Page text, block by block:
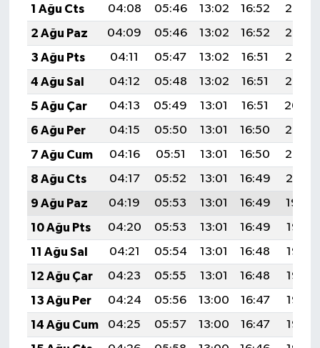
1 Ağu Cts 04:08 05:46 13:02 16:52
20:08
2 Ağu Paz
04:09 05:46 13:02 16:52
20:07
3 Ağu Pts
04:11 05:47 13:02 16:51
20:06
4 Ağu Sal
04:12 05:48 13:02 16:51
20:05
5 Ağu Çar
04:13 05:49 13:01 16:51
20:04
6 Ağu Per
04:15 05:50 13:01 16:50
20:03
7 Ağu Cum
04:16 05:51 13:01 16:50
20:02
8 Ağu Cts
04:17 05:52 13:01 16:49
20:01
9 Ağu Paz
04:19 05:53 13:01 16:49
19:59
10 Ağu Pts
04:20 05:53 13:01 16:49
19:58
11 Ağu Sal
04:21 05:54 13:01 16:48
19:57
12 Ağu Çar
04:23 05:55 13:01 16:48
19:56
13 Ağu Per
04:24 05:56 13:00 16:47
19:55
14 Ağu Cum
04:25 05:57 13:00 16:47
19:53